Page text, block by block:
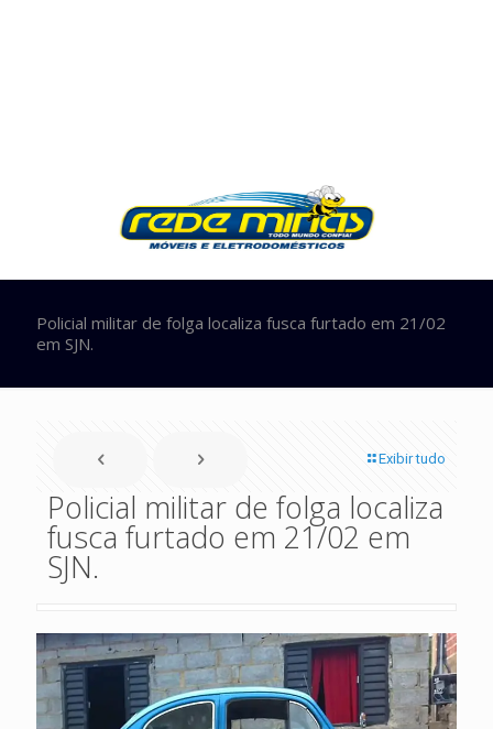
Policial militar de folga localiza fusca furtado em 21/02
em SJN.
Exibir tudo
Policial militar de folga localiza
fusca furtado em 21/02 em
SJN.